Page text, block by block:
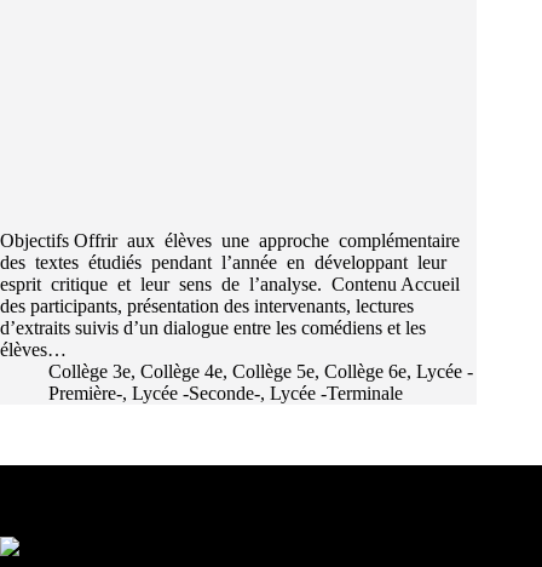
Objectifs Offrir aux élèves une approche complémentaire
des textes étudiés pendant l’année en développant leur
esprit critique et leur sens de l’analyse. Contenu Accueil
des participants, présentation des intervenants, lectures
d’extraits suivis d’un dialogue entre les comédiens et les
élèves…
Collège 3e, Collège 4e, Collège 5e, Collège 6e, Lycée -
Première-, Lycée -Seconde-, Lycée -Terminale